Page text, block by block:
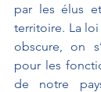
par les élus
territoire. La
obscure, on
pour les
de notre